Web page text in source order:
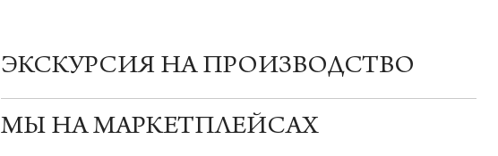
ЭКСКУРСИЯ НА ПРОИЗВОДСТВО
МЫ НА МАРКЕТПЛЕЙСАХ